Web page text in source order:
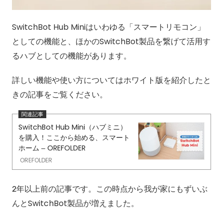
SwitchBot Hub Miniはいわゆる「スマートリモコン」
としての機能と、ほかのSwitchBot製品を繋げて活用す
るハブとしての機能があります。
詳しい機能や使い方についてはホワイト版を紹介したと
きの記事をご覧ください。
SwitchBot Hub Mini（ハブミニ）
を購入！ここから始める、スマート
ホーム – OREFOLDER
OREFOLDER
2年以上前の記事です。この時点から我が家にもずいぶ
んとSwitchBot製品が増えました。